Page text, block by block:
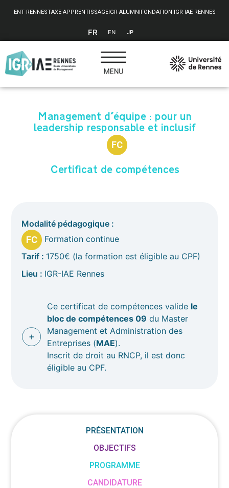
ENT RENNESTAXE APPRENTISSAGEIGR ALUMNIFONDATION IGR-IAE RENNES
FR EN JP
Management d'équipe : pour un
leadership responsable et inclusif
FC
Certificat de compétences
Modalité pédagogique :
FC
Formation continue
Tarif : 1750€ (la formation est éligible au CPF)
Lieu : IGR-IAE Rennes
Ce certificat de compétences valide le
bloc de compétences 09 du Master
Management et Administration des
Entreprises (MAE).
Inscrit de droit au RNCP, il est donc
éligible au CPF.
PRÉSENTATION
OBJECTIFS
PROGRAMME
CANDIDATURE